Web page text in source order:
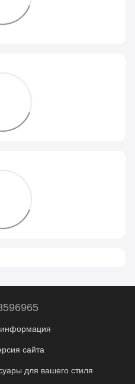
информация
сайта
для вашего стиля